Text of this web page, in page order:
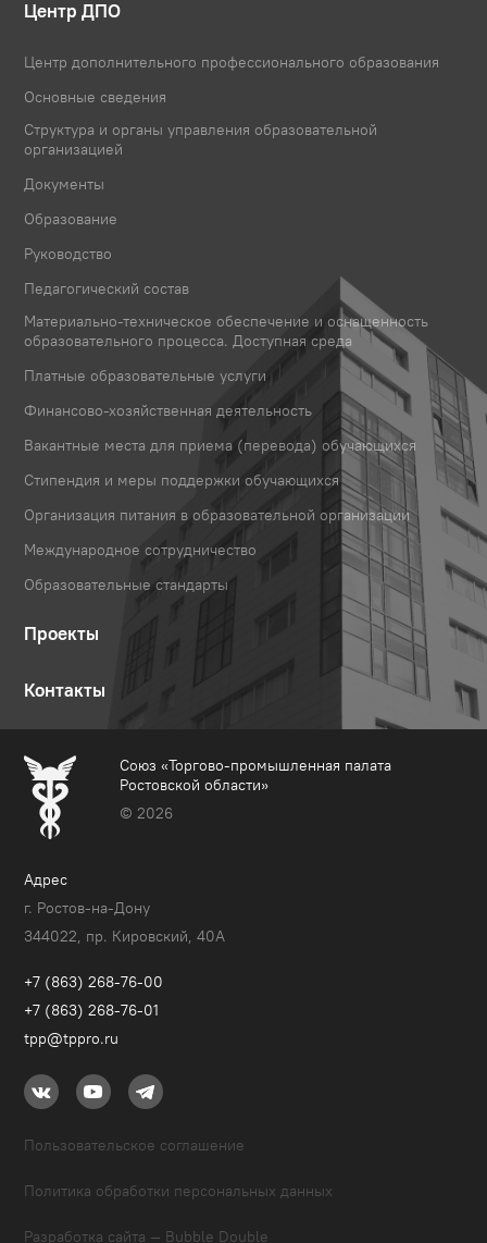
Центр ДПО
Центр дополнительного профессионального образования
Основные сведения
Структура и органы управления образовательной
организацией
Документы
Образование
Руководство
Педагогический состав
Материально-техническое обеспечение и оснащенность
образовательного процесса. Доступная среда
Платные образовательные услуги
Финансово-хозяйственная деятельность
Вакантные места для приема (перевода) обучающихся
Стипендия и меры поддержки обучающихся
Организация питания в образовательной организации
Международное сотрудничество
Образовательные стандарты
Проекты
Контакты
Союз «Торгово-промышленная палата
Ростовской области»
© 2026
Адрес
г. Ростов-на-Дону
344022, пр. Кировский, 40A
+7 (863) 268-76-00
+7 (863) 268-76-01
tpp@tppro.ru
Пользовательское соглашение
Политика обработки персональных данных
Разработка сайта — Bubble Double